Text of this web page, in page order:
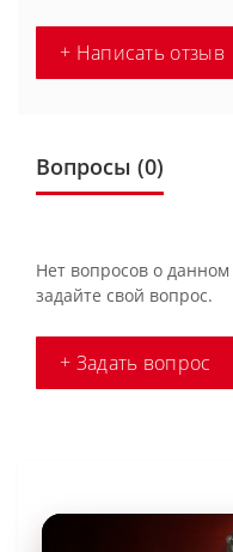
+ Написать отзыв
Вопросы (0)
Нет вопросов о
задайте свой вопрос.
+ Задать вопрос